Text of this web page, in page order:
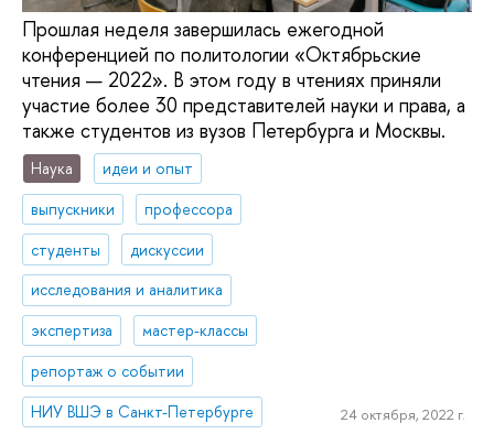
Прошлая неделя завершилась ежегодной
конференцией по политологии «Октябрьские
чтения — 2022». В этом году в чтениях приняли
участие более 30 представителей науки и права, а
также студентов из вузов Петербурга и Москвы.
Наука
идеи и опыт
выпускники
профессора
студенты
дискуссии
исследования и аналитика
экспертиза
мастер-классы
репортаж о событии
НИУ ВШЭ в Санкт-Петербурге
24 октября, 2022 г.